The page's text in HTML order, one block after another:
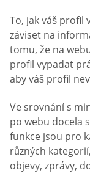
To, jak váš profil
záviset na
tomu, že na
profil vypadat
aby váš profil
Ve srovnání s
po webu docela
funkce jsou pro
různých
objevy, zprávy,